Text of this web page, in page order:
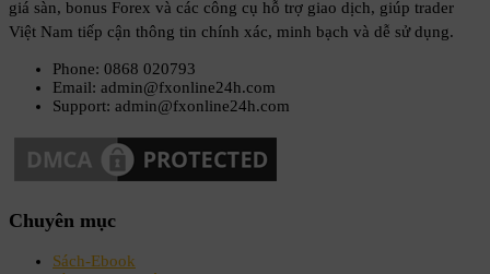
giá sàn, bonus Forex và các công cụ hỗ trợ giao dịch, giúp trader
Việt Nam tiếp cận thông tin chính xác, minh bạch và dễ sử dụng.
Phone: 0868 020793
Email: admin@fxonline24h.com
Support: admin@fxonline24h.com
Chuyên mục
Sách-Ebook